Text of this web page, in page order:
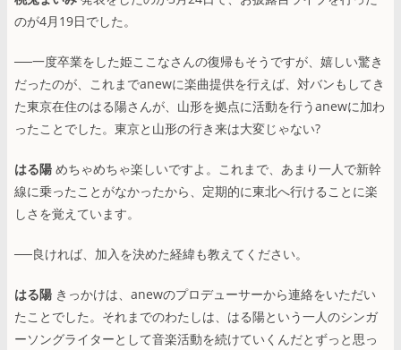
のが4月19日でした。
──一度卒業をした姫ここなさんの復帰もそうですが、嬉しい驚き
だったのが、これまでanewに楽曲提供を行えば、対バンもしてき
た東京在住のはる陽さんが、山形を拠点に活動を行うanewに加わ
ったことでした。東京と山形の行き来は大変じゃない?
はる陽 めちゃめちゃ楽しいですよ。これまで、あまり一人で新幹
線に乗ったことがなかったから、定期的に東北へ行けることに楽
しさを覚えています。
──良ければ、加入を決めた経緯も教えてください。
はる陽 きっかけは、anewのプロデューサーから連絡をいただい
たことでした。それまでのわたしは、はる陽という一人のシンガ
ーソングライターとして音楽活動を続けていくんだとずっと思っ